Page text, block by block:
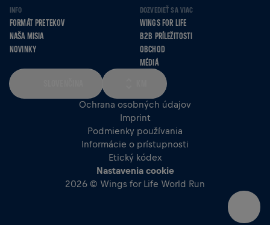
INFO
FORMÁT PRETEKOV
NAŠA MISIA
NOVINKY
DOZVEDIEŤ SA VIAC
WINGS FOR LIFE
B2B PRÍLEŽITOSTI
OBCHOD
MÉDIÁ
Ochrana osobných údajov
Imprint
Podmienky používania
Informácie o prístupnosti
Etický kódex
Nastavenia cookie
2026 © Wings for Life World Run